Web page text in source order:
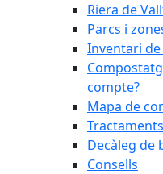
Riera de
Parcs i
Inventari
compte?
Mapa de
Decàleg de
Consells